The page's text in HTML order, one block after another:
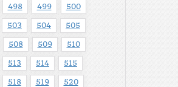
498 499 500
503 504 505
508 509 510
513 514 515
518 519 520